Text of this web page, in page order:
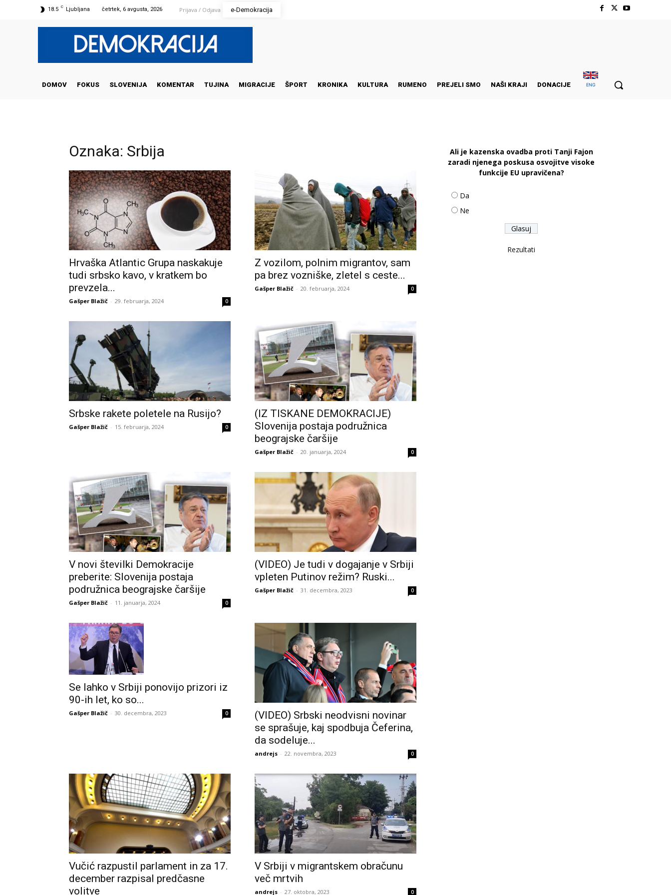
18.5 C Ljubljana četrtek, 6 avgusta, 2026 Prijava / Odjava e-Demokracija
DOMOV FOKUS SLOVENIJA KOMENTAR TUJINA MIGRACIJE ŠPORT KRONIKA KULTURA RUMENO PREJELI SMO NAŠI KRAJI DONACIJE ENG
Oznaka: Srbija
Hrvaška Atlantic Grupa naskakuje
tudi srbsko kavo, v kratkem bo
prevzela...
Gašper Blažič - 29. februarja, 2024 0
Z vozilom, polnim migrantov, sam
pa brez vozniške, zletel s ceste...
Gašper Blažič - 20. februarja, 2024 0
Srbske rakete poletele na Rusijo?
Gašper Blažič - 15. februarja, 2024 0
(IZ TISKANE DEMOKRACIJE)
Slovenija postaja podružnica
beograjske čaršije
Gašper Blažič - 20. januarja, 2024 0
V novi številki Demokracije
preberite: Slovenija postaja
podružnica beograjske čaršije
Gašper Blažič - 11. januarja, 2024 0
(VIDEO) Je tudi v dogajanje v Srbiji
vpleten Putinov režim? Ruski...
Gašper Blažič - 31. decembra, 2023 0
Se lahko v Srbiji ponovijo prizori iz
90-ih let, ko so...
Gašper Blažič - 30. decembra, 2023 0
(VIDEO) Srbski neodvisni novinar
se sprašuje, kaj spodbuja Čeferina,
da sodeluje...
andrejs - 22. novembra, 2023 0
Vučić razpustil parlament in za 17.
december razpisal predčasne
volitve
V Srbiji v migrantskem obračunu
več mrtvih
andrejs - 27. oktobra, 2023 0
Ali je kazenska ovadba proti Tanji Fajon
zaradi njenega poskusa osvojitve visoke
funkcije EU upravičena?
Da
Ne
Rezultati